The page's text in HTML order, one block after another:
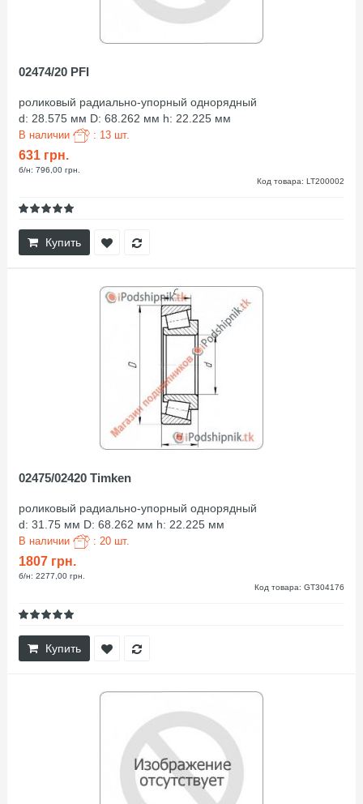
02474/20 PFI
роликовый радиально-упорный однорядный
d: 28.575 мм D: 68.262 мм h: 22.225 мм
В наличии : 13 шт.
631 грн.
б/н: 796,00 грн.
Код товара: LT200002
Купить
02475/02420 Timken
роликовый радиально-упорный однорядный
d: 31.75 мм D: 68.262 мм h: 22.225 мм
В наличии : 20 шт.
1807 грн.
б/н: 2277,00 грн.
Код товара: GT304176
Купить